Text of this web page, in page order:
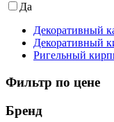
Да
Декоративный
Декоративный
Ригельный
Фильтр по цене
Бренд